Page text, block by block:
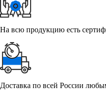
На всю продукцию есть
Доставка по всей России